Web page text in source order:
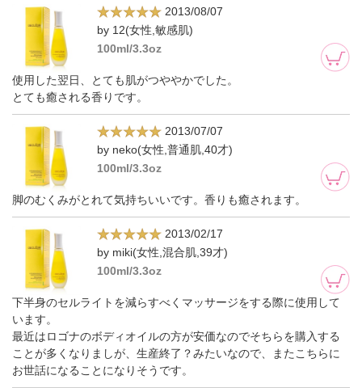
2013/08/07
by 12(女性,敏感肌)
100ml/3.3oz
使用した翌日、とても肌がつややかでした。
とても癒される香りです。
2013/07/07
by neko(女性,普通肌,40才)
100ml/3.3oz
脚のむくみがとれて気持ちいいです。香りも癒されます。
2013/02/17
by miki(女性,混合肌,39才)
100ml/3.3oz
下半身のセルライトを減らすべくマッサージをする際に使用して
います。
最近はロゴナのボディオイルの方が安価なのでそちらを購入する
ことが多くなりましが、生産終了？みたいなので、またこちらに
お世話になることになりそうです。